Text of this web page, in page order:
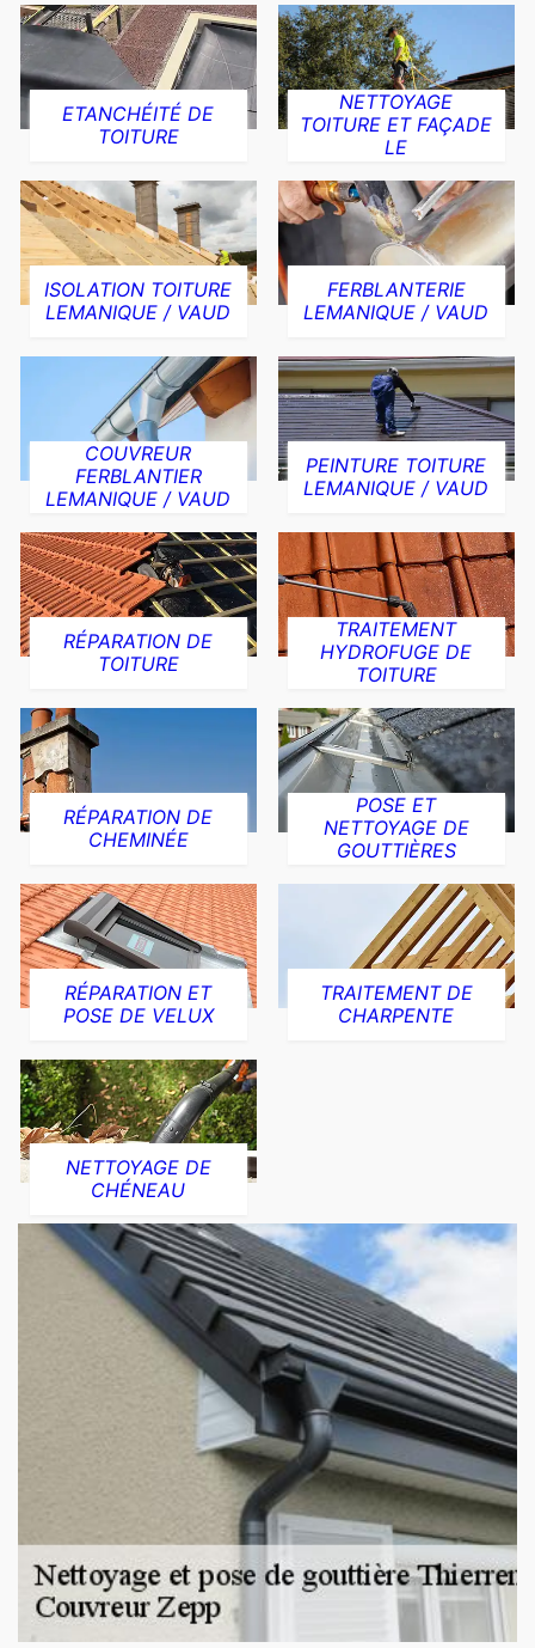
ETANCHÉITÉ DE
TOITURE
NETTOYAGE
TOITURE ET FAÇADE
LE
ISOLATION TOITURE
LEMANIQUE / VAUD
FERBLANTERIE
LEMANIQUE / VAUD
COUVREUR
FERBLANTIER
LEMANIQUE / VAUD
PEINTURE TOITURE
LEMANIQUE / VAUD
RÉPARATION DE
TOITURE
TRAITEMENT
HYDROFUGE DE
TOITURE
RÉPARATION DE
CHEMINÉE
POSE ET
NETTOYAGE DE
GOUTTIÈRES
RÉPARATION ET
POSE DE VELUX
TRAITEMENT DE
CHARPENTE
NETTOYAGE DE
CHÉNEAU